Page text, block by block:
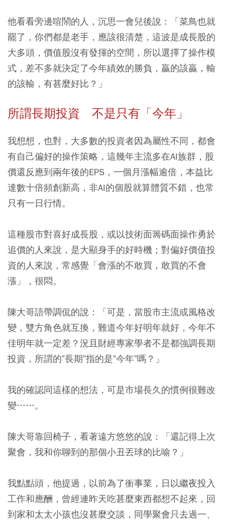
他看看旁邊喧鬧的人，沉思一會兒後說：「菜鳥也就
罷了，你們都是老手，應該很清楚，這波是成長股的
大多頭，價值股沒有發揮的空間，所以選擇了操作模
式，差不多就決定了今年績效的勝負，贏的該贏，輸
的該輸，有甚麼好比？」
所謂長期投資 不是只有「今年」
我想想，也對，大多數的投資者因為屬性不同，都會
有自己偏好的操作策略，這幾年主流多在AI族群，股
價還反應到兩年後的EPS，一個月漲幅逾倍，本益比
達數十倍頻創新高，非AI的個股就算體質不錯，也常
只有一日行情。
這種股市對喜好成長股，或以技術面籌碼面操作勇於
追價的人來說，是大顯身手的好時機；對偏好價值投
資的人來說，常感覺「會漲的不敢買，敢買的不會
漲」，很悶。
陳大哥語帶調侃的說：「可是，當股市主流或風格改
變，雙方角色就互換，難道今年好明年就好，今年不
佳明年就一定差？況且財經專家學者不是都強調長期
投資，所謂的”長期”指的是”今年”嗎？」
我的確認同這樣的想法，可是市場長久的慣例很難改
變……。
陳大哥靠回椅子，看著遠方悠悠的說：「還記得上次
聚會，我和你聊到的那個小丑丟球的比喻？」
我點點頭，他提過，以前為了衝事業，日以繼夜投入
工作和應酬，曾經連昨天吃甚麼東西都想不起來，回
到家和太太小孩也沒甚麼交談，同學聚會只去過一、